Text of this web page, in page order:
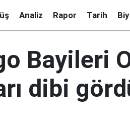
Analiz Rapor Tarih
Bayileri
dibi